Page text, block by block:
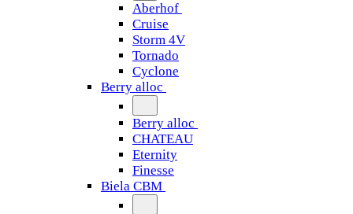
Aberhof
Cruise
Storm 4V
Tornado
Сyclone
Berry alloc
Berry alloc
CHATEAU
Eternity
Finesse
Biela CBM